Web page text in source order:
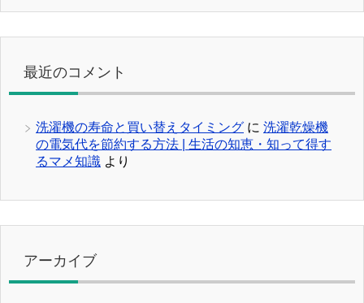
最近のコメント
洗濯機の寿命と買い替えタイミング に 洗濯乾燥機
の電気代を節約する方法 | 生活の知恵・知って得す
るマメ知識 より
アーカイブ